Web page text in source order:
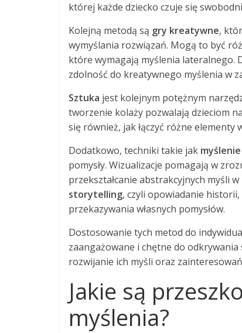
której każde dziecko czuje się
Kolejną metodą są gry kreatywne,
wymyślania rozwiązań. Mogą to być
które wymagają myślenia lateralnego.
zdolność do kreatywnego myślenia w
Sztuka jest kolejnym potężnym
tworzenie kolaży pozwalają dzieciom
się również, jak łączyć różne elementy
Dodatkowo, techniki takie jak
pomysły. Wizualizacje pomagają w
przekształcanie abstrakcyjnych myśli
storytelling, czyli opowiadanie
przekazywania własnych pomysłów.
Dostosowanie tych metod do
zaangażowane i chętne do
rozwijanie ich myśli oraz
Jakie są
myślenia?